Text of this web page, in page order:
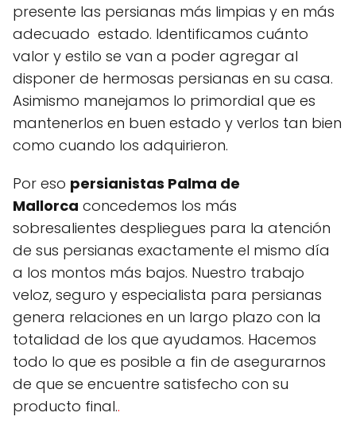
presente las persianas más limpias y en más
adecuado estado. Identificamos cuánto
valor y estilo se van a poder agregar al
disponer de hermosas persianas en su casa.
Asimismo manejamos lo primordial que es
mantenerlos en buen estado y verlos tan bien
como cuando los adquirieron.
Por eso persianistas Palma de
Mallorca concedemos los más
sobresalientes despliegues para la atención
de sus persianas exactamente el mismo día
a los montos más bajos. Nuestro trabajo
veloz, seguro y especialista para persianas
genera relaciones en un largo plazo con la
totalidad de los que ayudamos. Hacemos
todo lo que es posible a fin de asegurarnos
de que se encuentre satisfecho con su
producto final..